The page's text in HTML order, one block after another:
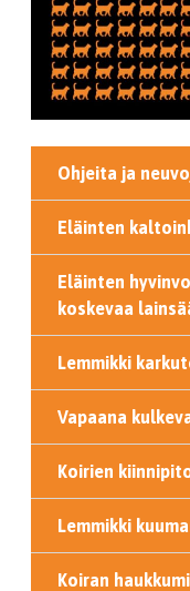
Ohjeita ja
Eläinten
Eläinten
koskevaa
Lemmikki
Vapaana
Koirien
Lemmikki
Koiran